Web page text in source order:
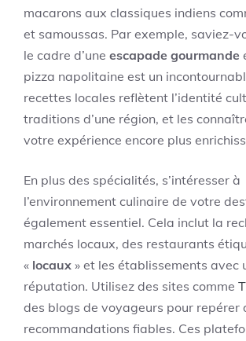
macarons aux classiques indiens
et samoussas. Par exemple, saviez-
le cadre d’une escapade gourmande
pizza napolitaine est un
recettes locales reflètent l’identité
traditions d’une région, et les
votre expérience encore plus
En plus des spécialités, s’intéresser à
l’environnement culinaire de votre
également essentiel. Cela inclut la
marchés locaux, des restaurants
« locaux » et les établissements avec
réputation. Utilisez des sites comme
des blogs de voyageurs pour repérer
recommandations fiables. Ces